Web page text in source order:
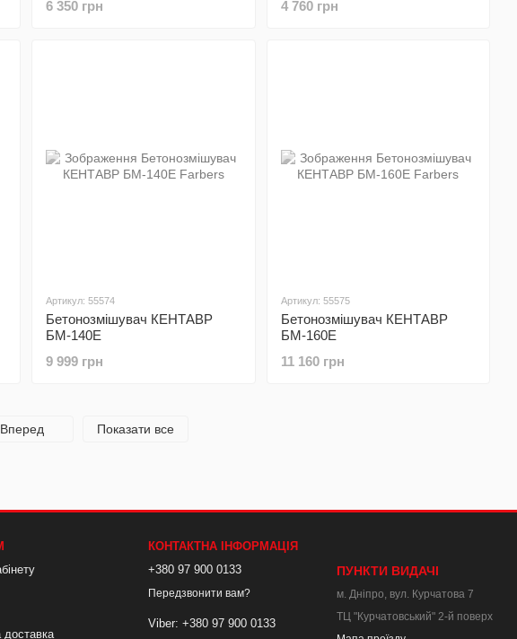
6 350 грн
4 760 грн
Артикул: 55574
Бетонозмішувач КЕНТАВР
БМ-140Е
9 999 грн
Артикул: 55575
Бетонозмішувач КЕНТАВР
БМ-160Е
11 160 грн
Вперед Показати все
КОНТАКТНА ІНФОРМАЦІЯ
+380 97 900 0133
Передзвонити вам?
Viber: +380 97 900 0133
ПУНКТИ ВИДАЧІ
м. Дніпро, вул. Курчатова 7
ТЦ "Курчатовський" 2-й поверх